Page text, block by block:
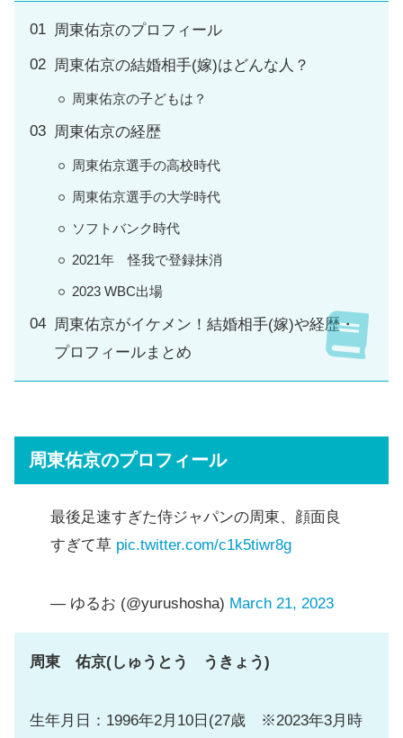
周東佑京のプロフィール
周東佑京の結婚相手(嫁)はどんな人？
周東佑京の子どもは？
周東佑京の経歴
周東佑京選手の高校時代
周東佑京選手の大学時代
ソフトバンク時代
2021年 怪我で登録抹消
2023 WBC出場
周東佑京がイケメン！結婚相手(嫁)や経歴・
プロフィールまとめ
周東佑京のプロフィール
最後足速すぎた侍ジャパンの周東、顔面良
すぎて草 pic.twitter.com/c1k5tiwr8g
— ゆるお (@yurushosha) March 21, 2023
周東 佑京(しゅうとう うきょう)
生年月日：1996年2月10日(27歳 ※2023年3月時